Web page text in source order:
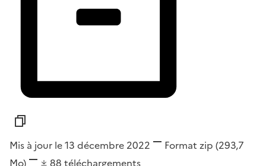
Mis à jour le 13 décembre 2022 Format zip (293,7
Mo)
88 téléchargements